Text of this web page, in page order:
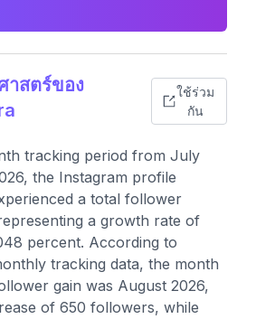
าสตร์ของ
ใช้ร่วม
กัน
tracking period from July
the Instagram profile
a total follower
a growth rate of
percent. According to
tracking data, the month
gain was August 2026,
of 650 followers, while